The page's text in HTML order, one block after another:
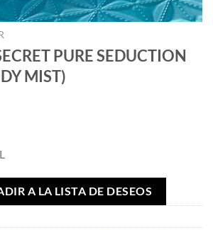
PURE SEDUCTION
MIST)
A LA LISTA DE DESEOS